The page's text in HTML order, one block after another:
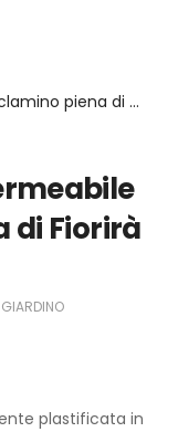
Tovaglietta fiori impermeabile vinile ciclamino piena di Fiorirà un Giardino
di Fiorirà
plastificata in